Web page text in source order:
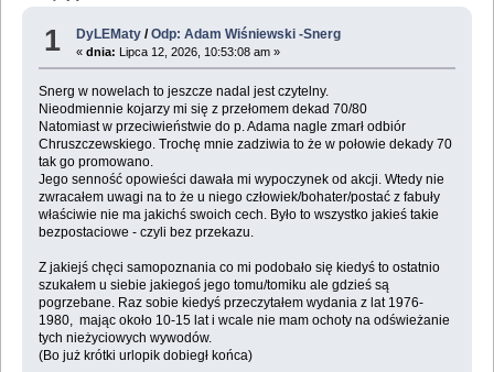
1 DyLEMaty /Odp: Adam Wiśniewski -Snerg
«dnia: Lipca 12, 2026, 10:53:08 am »
Snerg w nowelach to jeszcze nadal jest czytelny.
Nieodmiennie kojarzy mi się z przełomem dekad 70/80
Natomiast w przeciwieństwie do p. Adama nagle zmarł odbiór
Chruszczewskiego. Trochę mnie zadziwia to że w połowie dekady 70
tak go promowano.
Jego senność opowieści dawała mi wypoczynek od akcji. Wtedy nie
zwracałem uwagi na to że u niego człowiek/bohater/postać z fabuły
właściwie nie ma jakichś swoich cech. Było to wszystko jakieś takie
bezpostaciowe - czyli bez przekazu.
Z jakiejś chęci samopoznania co mi podobało się kiedyś to ostatnio
szukałem u siebie jakiegoś jego tomu/tomiku ale gdzieś są
pogrzebane. Raz sobie kiedyś przeczytałem wydania z lat 1976-
1980, mając około 10-15 lat i wcale nie mam ochoty na odświeżanie
tych nieżyciowych wywodów.
(Bo już krótki urlopik dobiegł końca)